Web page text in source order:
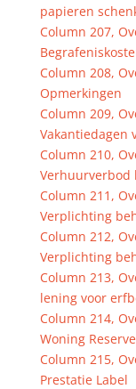
papieren
Column 207,
Column 208,
Opmerkingen
Column 209,
Vakantiedagen
Column 210,
Verhuurverbod
Column 211,
Verplichting
Column 212,
Verplichting
Column 213,
lening voor
Column 214,
Woning
Column 215,
Prestatie Label